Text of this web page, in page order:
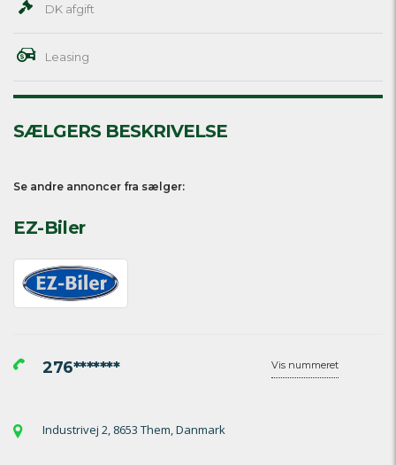
DK afgift
Leasing
SÆLGERS BESKRIVELSE
Se andre annoncer fra sælger:
EZ-Biler
276******* Vis nummeret
Industrivej 2, 8653 Them, Danmark